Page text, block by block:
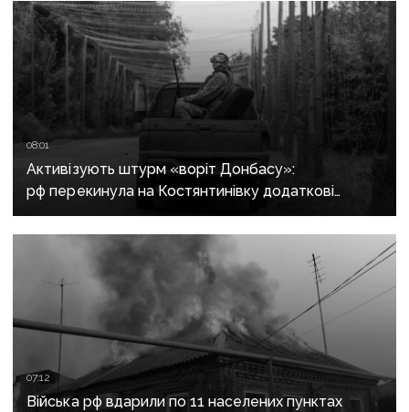
08:01
Активізують штурм «воріт Донбасу»:
рф перекинула на Костянтинівку додаткові
підрозділи й поновила атаки тритонними
авіабомбами
07:12
Війська рф вдарили по 11 населених пунктах